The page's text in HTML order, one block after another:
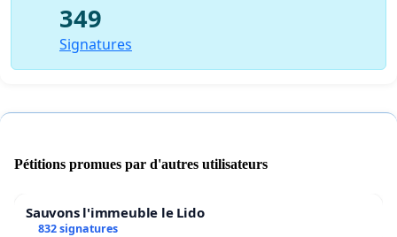
349
Signatures
Pétitions promues par d'autres utilisateurs
Sauvons l'immeuble le Lido
832 signatures